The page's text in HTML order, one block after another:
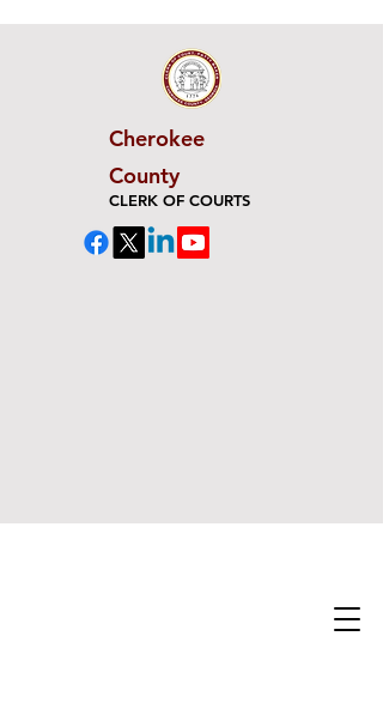
Cherokee
County
CLERK OF COURTS